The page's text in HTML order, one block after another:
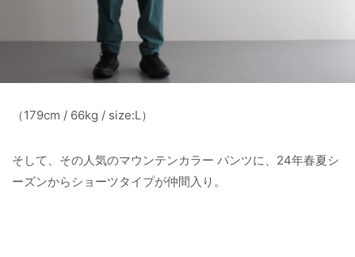
（179cm / 66kg / size:L）
そして、その人気のマウンテンカラー パンツに、24年春夏シ
ーズンからショーツタイプが仲間入り。